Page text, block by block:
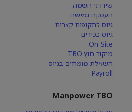
שירותי השמה
העסקה גמישה
גיוס לתקופות קצרות
גיוס בכירים
On-Site
מיקור חוץ TBO
השאלת מומחים בגיוס
Payroll
Manpower TBO